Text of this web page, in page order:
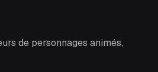
de personnages animés,